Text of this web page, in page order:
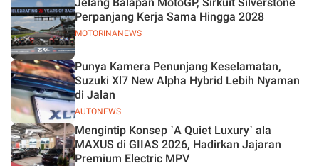
MOTORINANEWS
Perpanjang Kerja Sama Hingga 2028
AUTONEWS
Punya Kamera Penunjang Keselamatan,
Suzuki Xl7 New Alpha Hybrid Lebih Nyaman
di Jalan
Mengintip Konsep `A Quiet Luxury` ala
MAXUS di GIIAS 2026, Hadirkan Jajaran
Premium Electric MPV